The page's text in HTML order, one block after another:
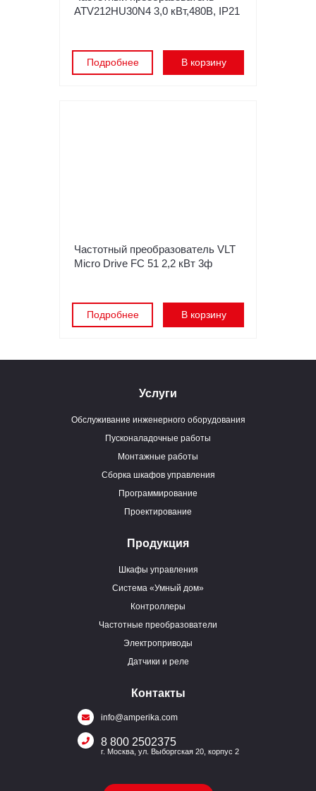
ATV212HU30N4 3,0 кВт,480В, IP21
Подробнее В корзину
Частотный преобразователь VLT
Micro Drive FC 51 2,2 кВт 3ф
Подробнее В корзину
Услуги
Обслуживание инженерного оборудования
Пусконаладочные работы
Монтажные работы
Сборка шкафов управления
Программирование
Проектирование
Продукция
Шкафы управления
Система «Умный дом»
Контроллеры
Частотные преобразователи
Электроприводы
Датчики и реле
Контакты
info@amperika.com
8 800 2502375
г. Москва, ул. Выборгская 20, корпус 2